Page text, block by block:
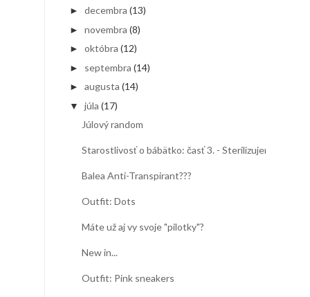
► decembra (13)
► novembra (8)
► októbra (12)
► septembra (14)
► augusta (14)
▼ júla (17)
Júlový random
Starostlivosť o bábätko: časť 3. - Sterilizujeme
Balea Anti-Transpirant???
Outfit: Dots
Máte už aj vy svoje "pilotky"?
New in...
Outfit: Pink sneakers